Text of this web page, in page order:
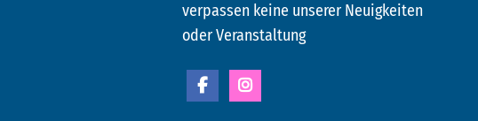
verpassen keine unserer Neuigkeiten
oder Veranstaltung